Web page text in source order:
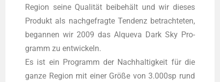
Regi­on sei­ne Qua­li­tät bei­be­hält und wir die­ses
Pro­dukt als nach­ge­frag­te Ten­denz betrach­te­ten,
began­nen wir 2009 das Alque­va Dark Sky Pro­
gramm zu ent­wi­ckeln.
Es ist ein Pro­gramm der Nach­hal­tig­keit für die
gan­ze Regi­on mit einer Grö­ße von 3.000sp rund